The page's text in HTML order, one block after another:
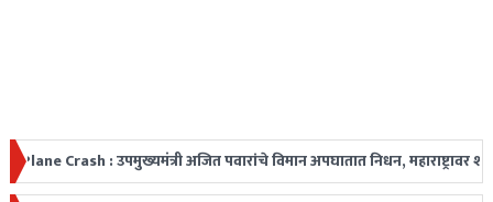
: उपमुख्यमंत्री अजित पवारांचे विमान अपघातात निधन, महाराष्ट्रावर शोककळा